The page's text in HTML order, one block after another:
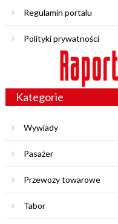
Regulamin portalu
Polityki prywatności
Kategorie
Wywiady
Pasażer
Przewozy towarowe
Tabor